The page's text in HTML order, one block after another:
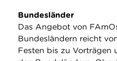
Bundesländer
Das Angebot von
Bundesländern reicht
Festen bis zu Vorträgen